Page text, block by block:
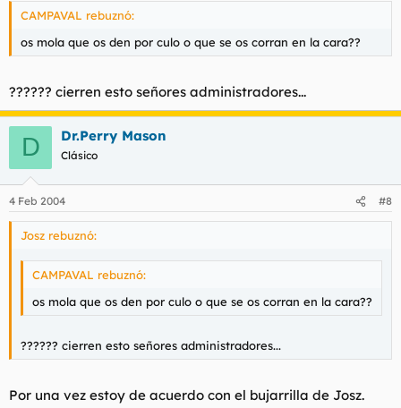
CAMPAVAL rebuznó:
os mola que os den por culo o que se os corran en la cara??
?????? cierren esto señores administradores...
D Dr.Perry Mason
Clásico
4 Feb 2004 #8
Josz rebuznó:
CAMPAVAL rebuznó:
os mola que os den por culo o que se os corran en la cara??
?????? cierren esto señores administradores...
Por una vez estoy de acuerdo con el bujarrilla de Josz.